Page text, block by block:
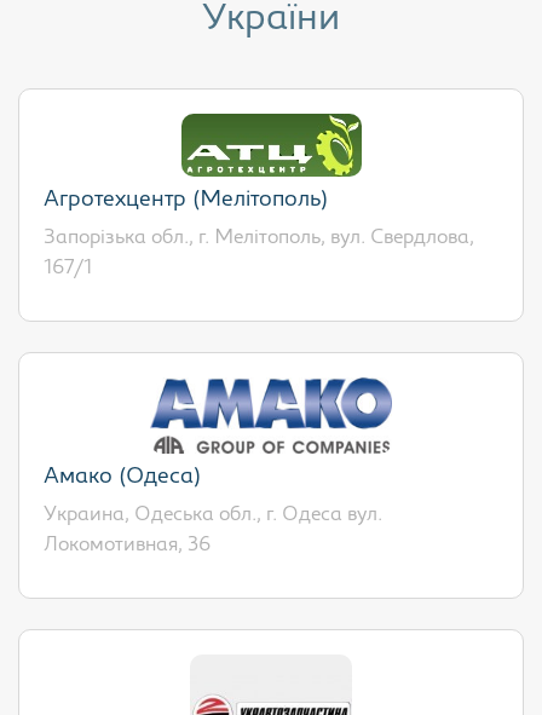
України
Агротехцентр (Мелітополь)
Запорізька обл., г. Мелітополь, вул. Свердлова,
167/1
Амако (Одеса)
Украина, Одеська обл., г. Одеса вул.
Локомотивная, 36